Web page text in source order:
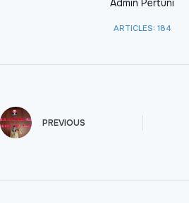
Admin Pertuni
ARTICLES: 184
PREVIOUS